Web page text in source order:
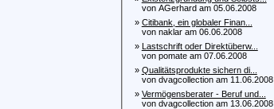
von AGerhard am 05.06.2008
» Citibank, ein globaler Finan...
von naklar am 06.06.2008
» Lastschrift oder Direktüberw...
von pomate am 07.06.2008
» Qualitätsprodukte sichern di...
von dvagcollection am 11.06.2008
» Vermögensberater - Beruf und...
von dvagcollection am 13.06.2008